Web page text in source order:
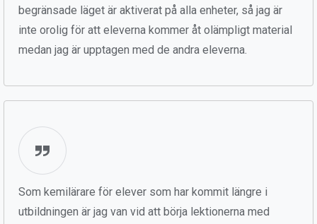
begränsade läget är aktiverat på alla enheter, så jag är
inte orolig för att eleverna kommer åt olämpligt material
medan jag är upptagen med de andra eleverna.
Som kemilärare för elever som har kommit längre i
utbildningen är jag van vid att börja lektionerna med